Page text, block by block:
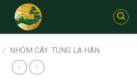
/ NHÓM CÂY: TÙNG LA HÁN